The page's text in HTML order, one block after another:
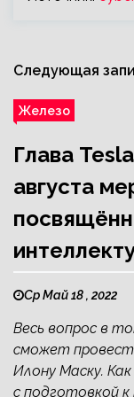
Следующая
Железо
Глава
августа
Ср Май 18 , 2022
Весь вопрос в
сможет
Илону Маску.
с подготовкой